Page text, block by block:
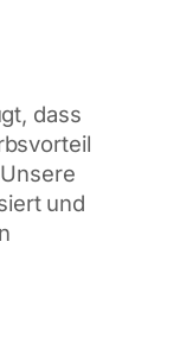
dass
und